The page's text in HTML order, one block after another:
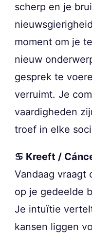
scherp en je
moment om je
nieuw
gesprek te
verruimt. Je
vaardigheden
troef in elke
♋ Kreeft /
Vandaag vraagt
op je gedeelde
Je intuïtie
kansen liggen